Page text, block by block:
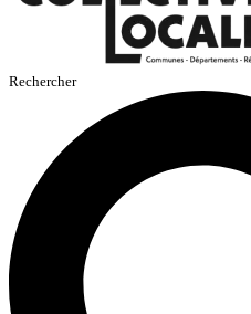
Rechercher